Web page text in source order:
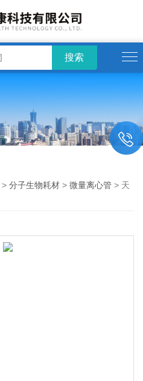
>分子生物耗材 >微量离心管 > 天